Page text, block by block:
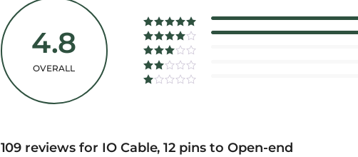
4.8
OVERALL
49.5%
Complete
57.8%
109 reviews for IO Cable, 12 pins to Open-end